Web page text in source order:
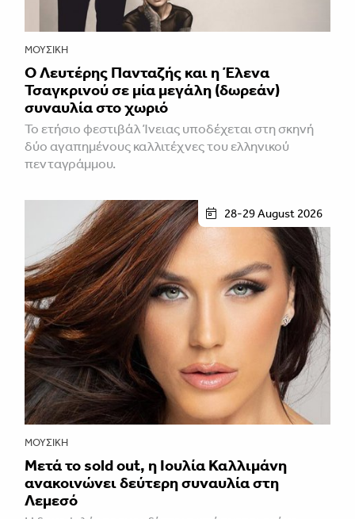
ΜΟΥΣΙΚΉ
Ο Λευτέρης Πανταζής και η Έλενα
Τσαγκρινού σε μία μεγάλη (δωρεάν)
συναυλία στο χωριό
Το ετήσιο φεστιβάλ Ίνειας υποδέχεται στη σκηνή
δύο αγαπημένους καλλιτέχνες του ελληνικού
πενταγράμμου.
28-29 August 2026
ΜΟΥΣΙΚΉ
Μετά το sold out, η Ιουλία Καλλιμάνη
ανακοινώνει δεύτερη συναυλία στη
Λεμεσό